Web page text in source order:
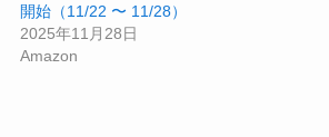
開始（11/22 〜 11/28）
2025年11月28日
Amazon